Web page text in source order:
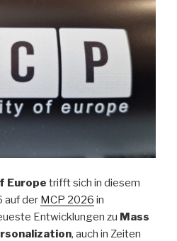
Europe trifft sich in diesem
auf der MCP 2026 in
Entwicklungen zu Mass
, auch in Zeiten